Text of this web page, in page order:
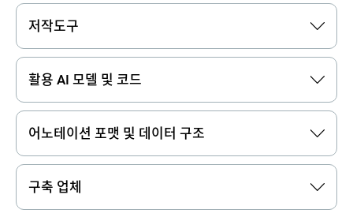
저작도구
활용 AI 모델 및 코드
어노테이션 포맷 및 데이터 구조
구축 업체